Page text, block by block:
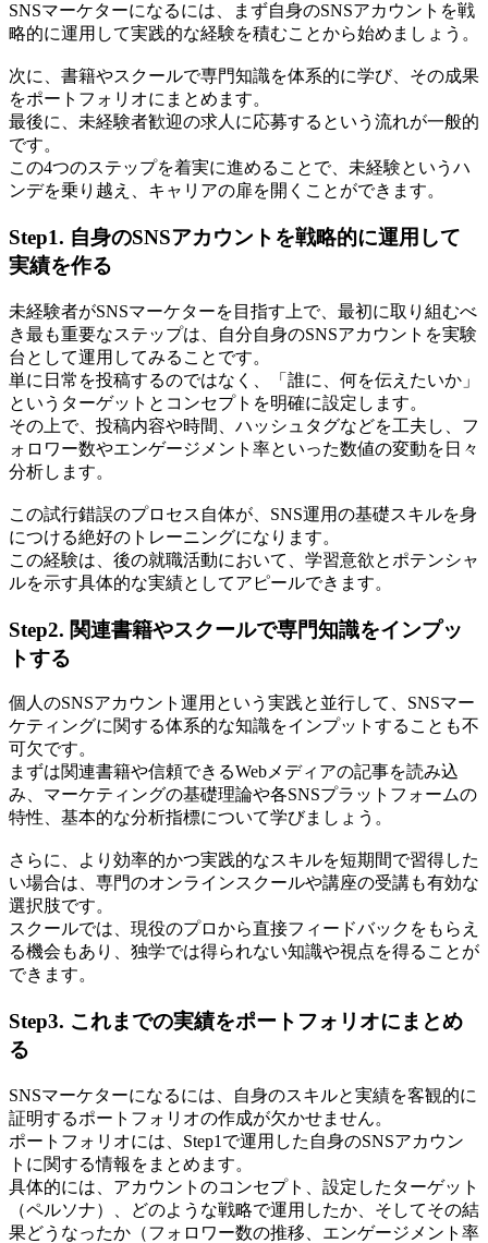
SNSマーケターになるには、まず自身のSNSアカウントを戦
略的に運用して実践的な経験を積むことから始めましょう。
次に、書籍やスクールで専門知識を体系的に学び、その成果
をポートフォリオにまとめます。
最後に、未経験者歓迎の求人に応募するという流れが一般的
です。
この4つのステップを着実に進めることで、未経験というハ
ンデを乗り越え、キャリアの扉を開くことができます。
Step1. 自身のSNSアカウントを戦略的に運用して
実績を作る
未経験者がSNSマーケターを目指す上で、最初に取り組むべ
き最も重要なステップは、自分自身のSNSアカウントを実験
台として運用してみることです。
単に日常を投稿するのではなく、「誰に、何を伝えたいか」
というターゲットとコンセプトを明確に設定します。
その上で、投稿内容や時間、ハッシュタグなどを工夫し、フ
ォロワー数やエンゲージメント率といった数値の変動を日々
分析します。
この試行錯誤のプロセス自体が、SNS運用の基礎スキルを身
につける絶好のトレーニングになります。
この経験は、後の就職活動において、学習意欲とポテンシャ
ルを示す具体的な実績としてアピールできます。
Step2. 関連書籍やスクールで専門知識をインプッ
トする
個人のSNSアカウント運用という実践と並行して、SNSマー
ケティングに関する体系的な知識をインプットすることも不
可欠です。
まずは関連書籍や信頼できるWebメディアの記事を読み込
み、マーケティングの基礎理論や各SNSプラットフォームの
特性、基本的な分析指標について学びましょう。
さらに、より効率的かつ実践的なスキルを短期間で習得した
い場合は、専門のオンラインスクールや講座の受講も有効な
選択肢です。
スクールでは、現役のプロから直接フィードバックをもらえ
る機会もあり、独学では得られない知識や視点を得ることが
できます。
Step3. これまでの実績をポートフォリオにまとめ
る
SNSマーケターになるには、自身のスキルと実績を客観的に
証明するポートフォリオの作成が欠かせません。
ポートフォリオには、Step1で運用した自身のSNSアカウン
トに関する情報をまとめます。
具体的には、アカウントのコンセプト、設定したターゲット
（ペルソナ）、どのような戦略で運用したか、そしてその結
果どうなったか（フォロワー数の推移、エンゲージメント率